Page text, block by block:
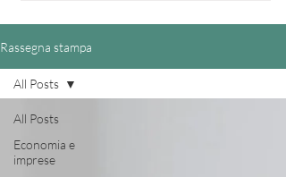
Rassegna stampa
All Posts
Economia e
imprese
All Posts